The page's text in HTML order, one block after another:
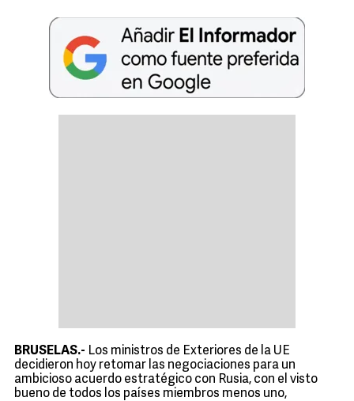
BRUSELAS.- Los ministros de Exteriores de la UE
decidieron hoy retomar las negociaciones para un
ambicioso acuerdo estratégico con Rusia, con el visto
bueno de todos los países miembros menos uno,